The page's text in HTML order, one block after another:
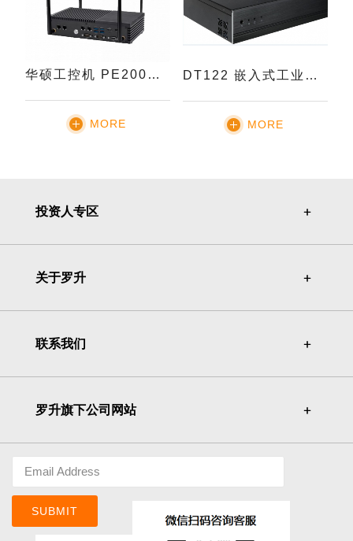
华硕工控机 PE200U 系列
MORE
DT122 嵌入式工业电脑
MORE
投资人专区 ＋
＋
关于罗升 ＋
＋
联系我们 ＋
＋
罗升旗下公司网站 ＋
＋
SUBMIT